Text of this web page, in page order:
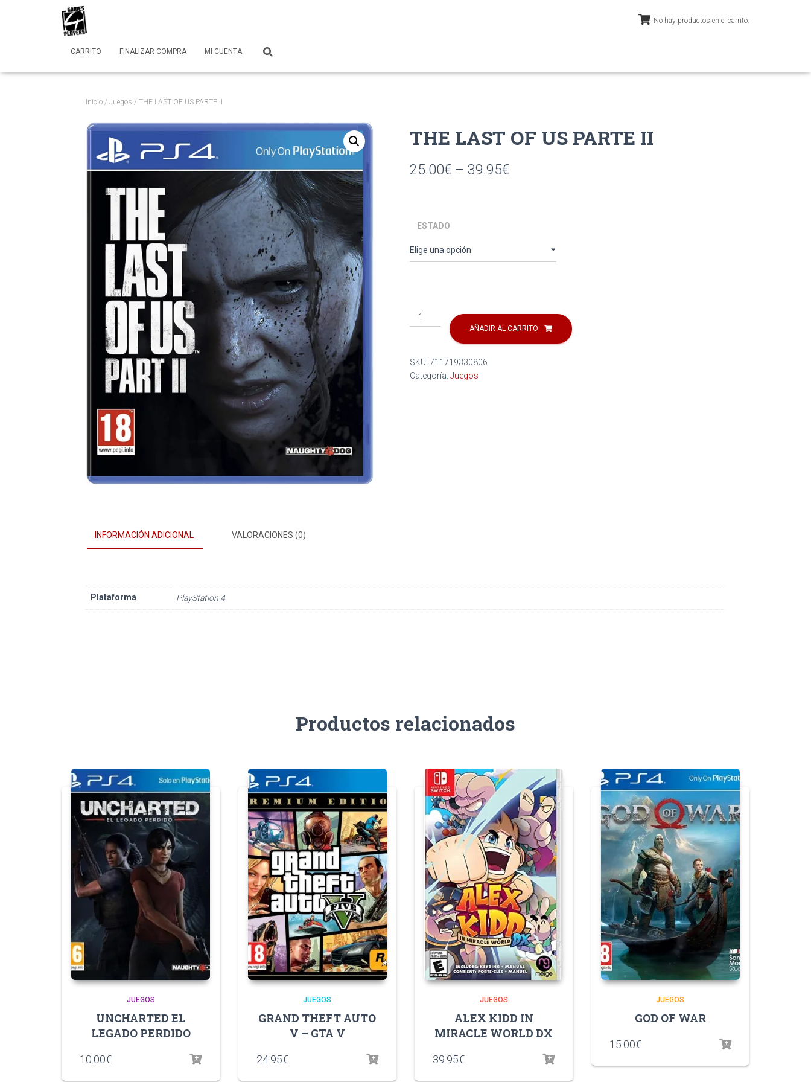
No hay productos en el carrito.
CARRITO FINALIZAR COMPRA MI CUENTA
Inicio / Juegos / THE LAST OF US PARTE II
THE LAST OF US PARTE II
25.00€ – 39.95€
ESTADO
THE
LAST
PARTE
II
AÑADIR AL CARRITO
SKU: 711719330806
Categoría: Juegos
INFORMACIÓN ADICIONAL VALORACIONES (0)
Plataforma PlayStation 4
Productos relacionados
JUEGOS
UNCHARTED EL
LEGADO PERDIDO
10.00€
JUEGOS
GRAND THEFT AUTO
V – GTA V
24.95€
JUEGOS
ALEX KIDD IN
MIRACLE WORLD DX
39.95€
JUEGOS
GOD OF WAR
15.00€